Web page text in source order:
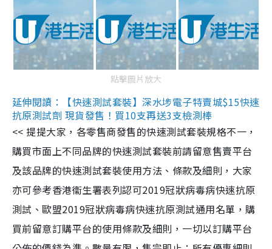
點擊圖片放大
延伸閱讀：【快速測試套裝】深水埗電子特賣城$15快速
抗原測試劑 現貨發售！買10支再送3支檢測棒
<< 提提大家，各零售商發售的快速測試套裝規格不一，
購買市面上不同品牌的快速測試套裝前請留意售賣平台
及該品牌的快速測試套裝使用方法、條款及細則，大家
亦可參考香港衞生署表列認可2019冠狀病毒病快速抗原
測試、歐盟2019冠狀病毒病快速抗原測試通用名單，購
買前留意訂購平台的使用條款及細則，一切以訂購平台